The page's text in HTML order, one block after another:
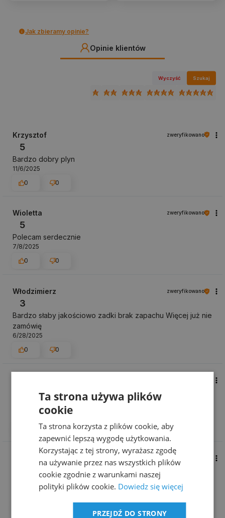
Jak zbieramy opinie?
Opinie klientów
Wyczyść Szukaj
Krzysztof zweryfikowano
5
Bardzo dobry plyn
11/6/2025
0
0
Wioletta zweryfikowano
5
Polecam serdecznie
7/8/2025
0
0
Włodzimierz zweryfikowano
3
Bardzo słaby jakościowo zadki brak zapachu Więcej już nie
zamówię
6/28/2025
0
0
Płyn sprawdza się doskonale. Stosuję go już od dawna.
3/14/2025
0
6/13/2024
Ta strona używa plików
cookie
Ta strona korzysta z plików cookie, aby
zapewnić lepszą wygodę użytkowania.
Korzystając z tej strony, wyrażasz zgodę
na używanie przez nas wszystkich plików
cookie zgodnie z warunkami naszej
polityki plików cookie. Dowiedz się więcej
PRZEJDŹ DO STRONY